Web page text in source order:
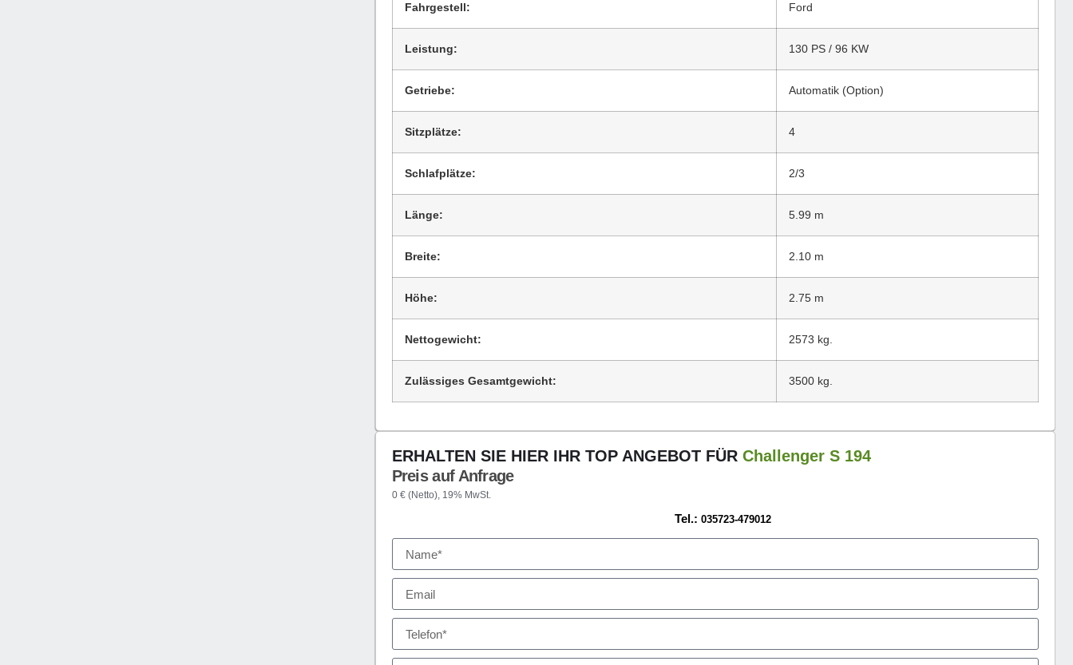
Fahrgestell: Ford
Leistung: 130 PS / 96 KW
Getriebe: Automatik (Option)
Sitzplätze: 4
Schlafplätze: 2/3
Länge: 5.99 m
Breite: 2.10 m
Höhe: 2.75 m
Nettogewicht: 2573 kg.
Zulässiges Gesamtgewicht: 3500 kg.
ERHALTEN SIE HIER IHR TOP ANGEBOT FÜR Challenger S 194
Preis auf Anfrage
0 € (Netto), 19% MwSt.
Tel.:035723-479012